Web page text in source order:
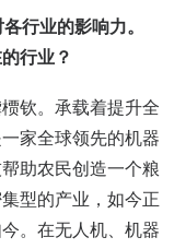
行业的影响力。
行业？
钦。承载着提升全
家全球领先的机器
助农民创造一个粮
型的产业，如今正
。在无人机、机器